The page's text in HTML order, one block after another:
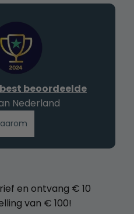
en ontvang € 10
van € 100!
best beoordeelde
Nederland